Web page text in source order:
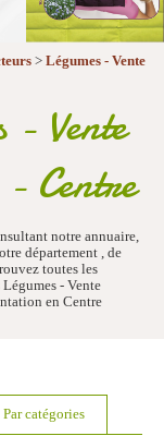
> Légumes - Vente
- Vente
Centre
notre annuaire,
département , de
toutes les
- Vente
en Centre
Par catégories